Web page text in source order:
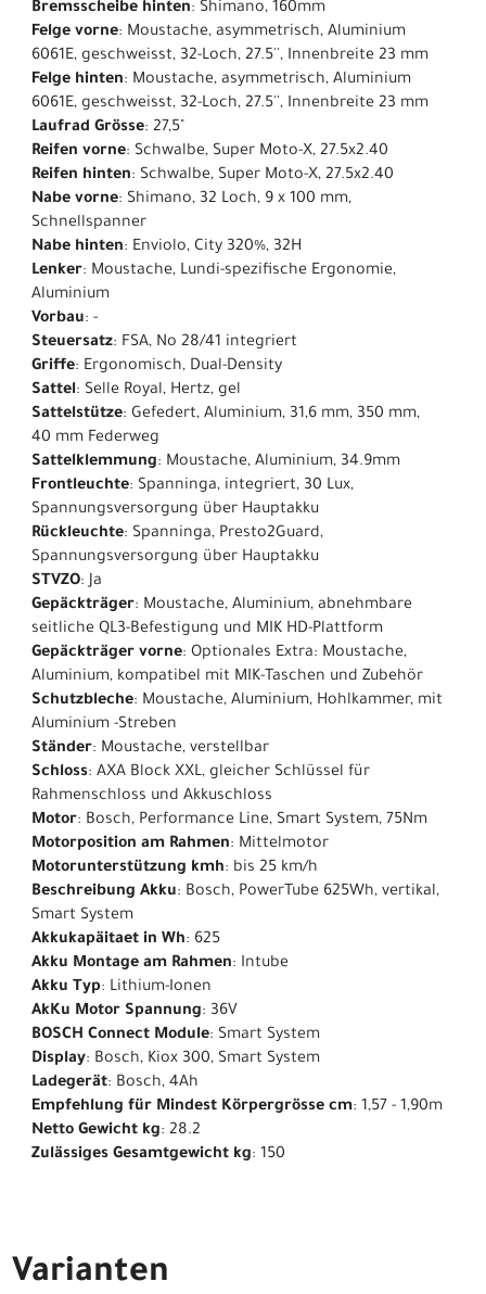
Bremsscheibe hinten: Shimano, 160mm
Felge vorne: Moustache, asymmetrisch, Aluminium
6061E, geschweisst, 32-Loch, 27.5'', Innenbreite 23 mm
Felge hinten: Moustache, asymmetrisch, Aluminium
6061E, geschweisst, 32-Loch, 27.5'', Innenbreite 23 mm
Laufrad Grösse: 27,5"
Reifen vorne: Schwalbe, Super Moto-X, 27.5x2.40
Reifen hinten: Schwalbe, Super Moto-X, 27.5x2.40
Nabe vorne: Shimano, 32 Loch, 9 x 100 mm,
Schnellspanner
Nabe hinten: Enviolo, City 320%, 32H
Lenker: Moustache, Lundi-spezifische Ergonomie,
Aluminium
Vorbau: -
Steuersatz: FSA, No 28/41 integriert
Griffe: Ergonomisch, Dual-Density
Sattel: Selle Royal, Hertz, gel
Sattelstütze: Gefedert, Aluminium, 31,6 mm, 350 mm,
40 mm Federweg
Sattelklemmung: Moustache, Aluminium, 34.9mm
Frontleuchte: Spanninga, integriert, 30 Lux,
Spannungsversorgung über Hauptakku
Rückleuchte: Spanninga, Presto2Guard,
Spannungsversorgung über Hauptakku
STVZO: Ja
Gepäckträger: Moustache, Aluminium, abnehmbare
seitliche QL3-Befestigung und MIK HD-Plattform
Gepäckträger vorne: Optionales Extra: Moustache,
Aluminium, kompatibel mit MIK-Taschen und Zubehör
Schutzbleche: Moustache, Aluminium, Hohlkammer, mit
Aluminium -Streben
Ständer: Moustache, verstellbar
Schloss: AXA Block XXL, gleicher Schlüssel für
Rahmenschloss und Akkuschloss
Motor: Bosch, Performance Line, Smart System, 75Nm
Motorposition am Rahmen: Mittelmotor
Motorunterstützung kmh: bis 25 km/h
Beschreibung Akku: Bosch, PowerTube 625Wh, vertikal,
Smart System
Akkukapäitaet in Wh: 625
Akku Montage am Rahmen: Intube
Akku Typ: Lithium-Ionen
AkKu Motor Spannung: 36V
BOSCH Connect Module: Smart System
Display: Bosch, Kiox 300, Smart System
Ladegerät: Bosch, 4Ah
Empfehlung für Mindest Körpergrösse cm: 1,57 - 1,90m
Netto Gewicht kg: 28.2
Zulässiges Gesamtgewicht kg: 150
Varianten